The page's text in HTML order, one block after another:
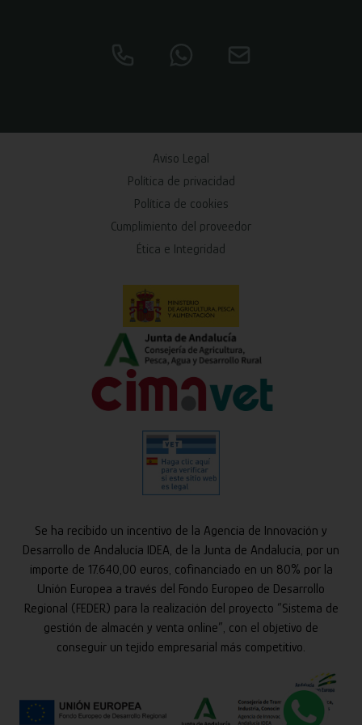
Aviso Legal
Política de privacidad
Política de cookies
Cumplimiento del proveedor
Ética e Integridad
Se ha recibido un incentivo de la Agencia de Innovación y
Desarrollo de Andalucía IDEA, de la Junta de Andalucía, por un
importe de 17.640,00 euros, cofinanciado en un 80% por la
Unión Europea a través del Fondo Europeo de Desarrollo
Regional (FEDER) para la realización del proyecto “Sistema de
gestión de almacén y venta online”, con el objetivo de
conseguir un tejido empresarial más competitivo.